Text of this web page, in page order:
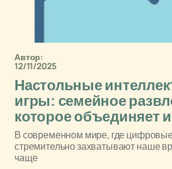
Автор:
12/11/2025
Настольные
игры: семейное
которое объединяет
В современном мире, где
стремительно захватывают наше
чаще